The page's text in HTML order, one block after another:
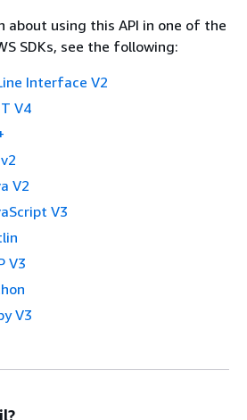
about using this API in one of the
SDKs, see the following:
Interface V2
V4
V2
V3
V3
V3